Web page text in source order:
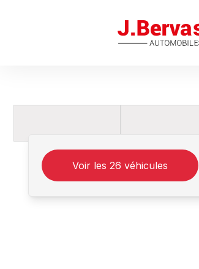
J.Bervas
Voir les 26 véhicules